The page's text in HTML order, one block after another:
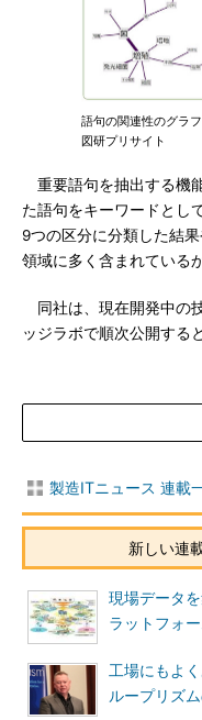
語句の関連性のグラ
図研プリサイト
重要語句を抽出する機
た語句をキーワードとし
9つの区分に分類した結
領域に多く含まれている
同社は、現在開発中の
ッジラボで順次公開する
製造ITニュース 連載
新しい連
現場データ
ラットフォ
工場にもよ
ループリズ